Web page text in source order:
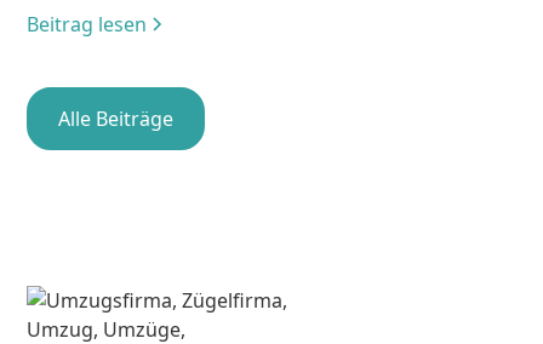
Beitrag lesen
Alle Beiträge